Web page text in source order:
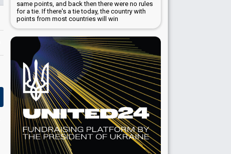
same points, and back then there were no rules
for a tie. If there's a tie today, the country with
points from most countries will win